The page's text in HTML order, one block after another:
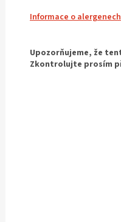
Informace o alergenech